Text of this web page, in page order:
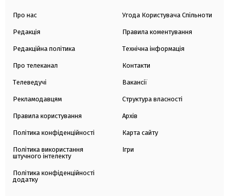
Про нас
Редакція
Редакційна політика
Про телеканал
Телеведучі
Рекламодавцям
Правила користування
Політика конфіденційності
Політика використання
штучного інтелекту
Політика конфіденційності
додатку
Угода Користувача Спільноти
Правила коментування
Технічна інформація
Контакти
Вакансії
Структура власності
Архів
Карта сайту
Ігри